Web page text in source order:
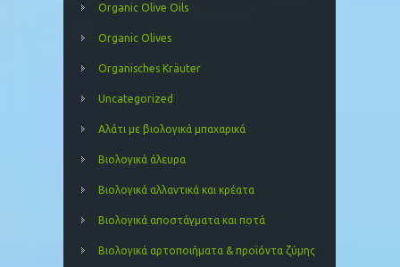
Organic Olive Oils
Organic Olives
Organisches Kräuter
Uncategorized
Αλάτι με βιολογικά μπαχαρικά
Βιολογικά άλευρα
Βιολογικά αλλαντικά και κρέατα
Βιολογικά αποστάγματα και ποτά
Βιολογικά αρτοποιήματα & προϊόντα ζύμης